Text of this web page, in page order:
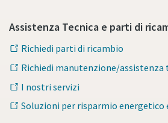
Assistenza Tecnica e parti di
Richiedi parti di ricambio
Richiedi manutenzione/assistenza
I nostri servizi
Soluzioni per risparmio